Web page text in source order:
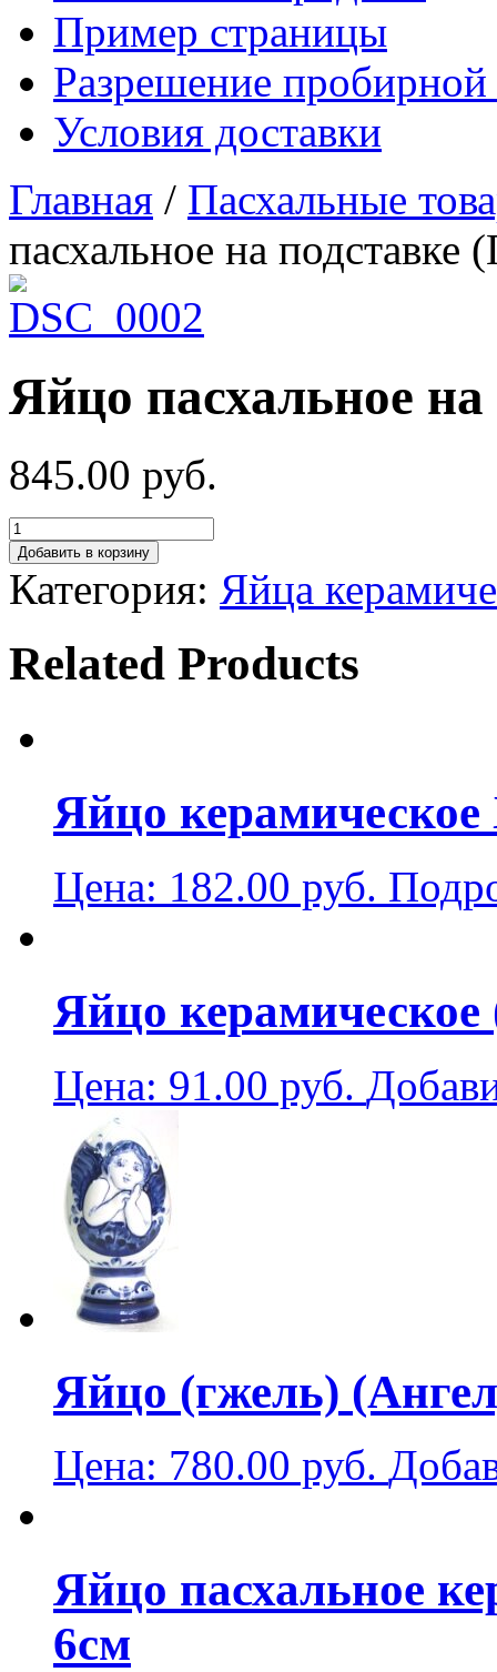
Пример страницы
Разрешение пробирной
Условия доставки
Главная / Пасхальные
пасхальное на подставке
Яйцо пасхальное
845.00 руб.
Добавить в корзину
Категория: Яйца
Related Products
Яйцо
Цена: 182.00 руб.
Яйцо керамическое
Цена: 91.00 руб.
Яйцо (гжель)
Цена: 780.00 руб.
Яйцо пасхальное
6см